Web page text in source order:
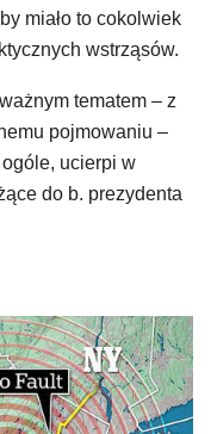
miało to cokolwiek
wstrząsów.
tematem – z
pojmowaniu –
ucierpi w
do b. prezydenta